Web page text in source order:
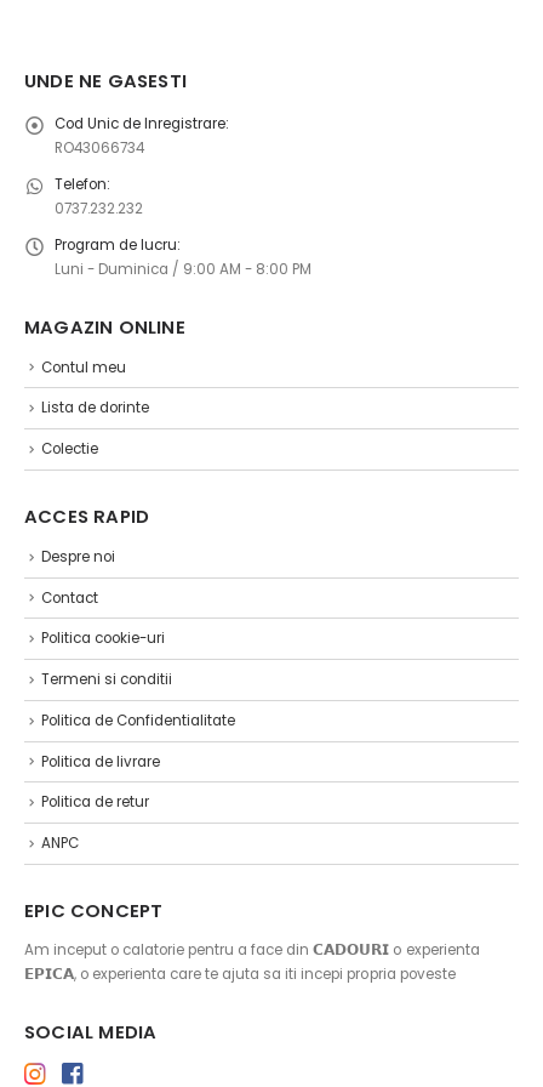
UNDE NE GASESTI
Cod Unic de Inregistrare:
RO43066734
Telefon:
0737.232.232
Program de lucru:
Luni - Duminica / 9:00 AM - 8:00 PM
MAGAZIN ONLINE ​
Contul meu
Lista de dorinte
Colectie
ACCES RAPID
Despre noi
Contact
Politica cookie-uri
Termeni si conditii
Politica de Confidentialitate
Politica de livrare
Politica de retur
ANPC
EPIC CONCEPT
Am inceput o calatorie pentru a face din 𝗖𝗔𝗗𝗢𝗨𝗥𝗜 o experienta
𝗘𝗣𝗜𝗖𝗔, o experienta care te ajuta sa iti incepi propria poveste
SOCIAL MEDIA